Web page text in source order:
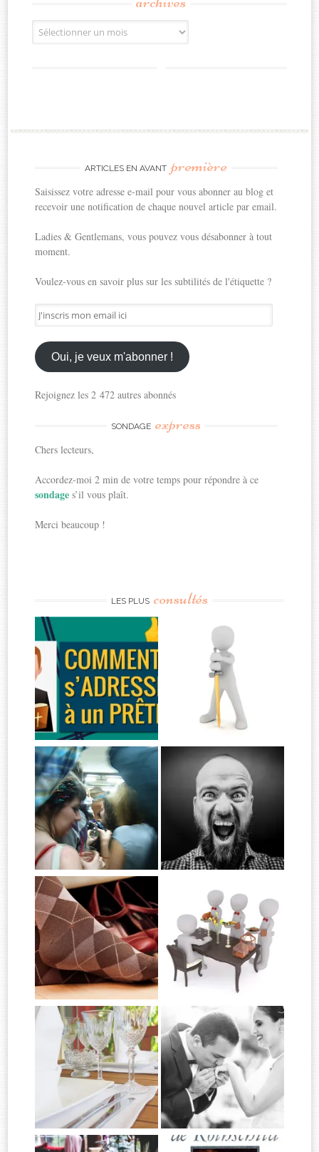
Archives
ARTICLES EN AVANT première
Saisissez votre adresse e-mail pour vous abonner au blog et
recevoir une notification de chaque nouvel article par email.
Ladies & Gentlemans, vous pouvez vous désabonner à tout
moment.
Voulez-vous en savoir plus sur les subtilités de l'étiquette ?
J'inscris
mon
email
ici
Oui, je veux m'abonner !
Rejoignez les 2 472 autres abonnés
SONDAGE express
Chers lecteurs,
Accordez-moi 2 min de votre temps pour répondre à ce
sondages’il vous plaît.
Merci beaucoup !
LES PLUS consultés